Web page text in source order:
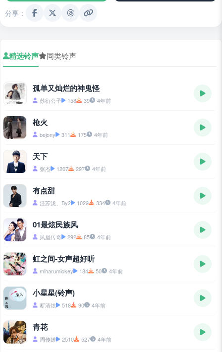
分享：
精选铃声 同类铃声
孤单又灿烂的神鬼怪
苏衍公子 158 39 4年前
枪火
bejony 311 175 4年前
天下
张杰 1207 297 4年前
有点甜
汪苏泷、By2 1029 334 4年前
01最炫民族风
凤凰传奇 292 85 4年前
虹之间-女声超好听
miharumickey 184 50 4年前
小星星(铃声)
断清炫 518 90 4年前
青花
周传雄 2510 527 4年前